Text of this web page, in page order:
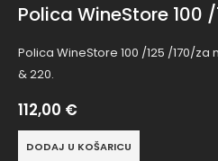
Polica WineStore 100
Polica WineStore 100 /125 /170/za
& 220.
112,00 €
DODAJ U KOŠARICU